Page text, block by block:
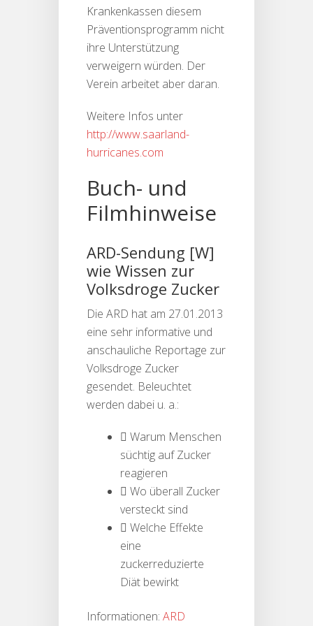
Krankenkassen diesem
Präventionsprogramm nicht
ihre Unterstützung
verweigern würden. Der
Verein arbeitet aber daran.
Weitere Infos unter
http://www.saarland-
hurricanes.com
Buch- und
Filmhinweise
ARD-Sendung [W]
wie Wissen zur
Volksdroge Zucker
Die ARD hat am 27.01.2013
eine sehr informative und
anschauliche Reportage zur
Volksdroge Zucker
gesendet. Beleuchtet
werden dabei u. a.:
 Warum Menschen
süchtig auf Zucker
reagieren
 Wo überall Zucker
versteckt sind
 Welche Effekte
eine
zuckerreduzierte
Diät bewirkt
Informationen: ARD